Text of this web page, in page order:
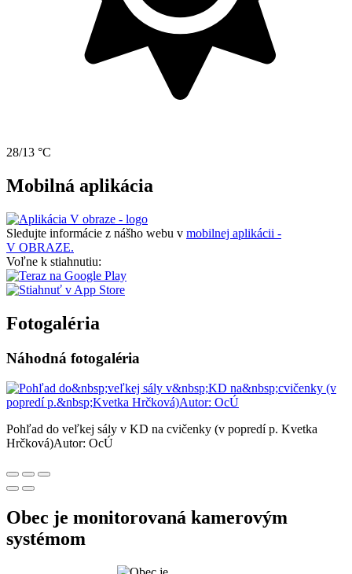
28/13 °C
Mobilná aplikácia
Sledujte informácie z nášho webu v mobilnej aplikácii -
V OBRAZE.
Voľne k stiahnutiu:
Fotogaléria
Náhodná fotogaléria
Pohľad do veľkej sály v KD na cvičenky (v popredí p. Kvetka
Hrčková)Autor: OcÚ
Obec je monitorovaná kamerovým
systémom